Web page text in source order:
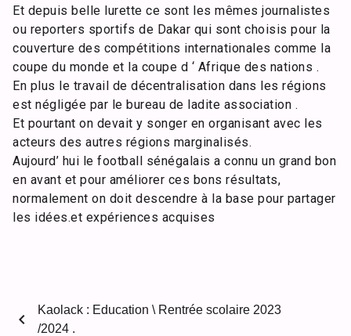
Et depuis belle lurette ce sont les mêmes journalistes
ou reporters sportifs de Dakar qui sont choisis pour la
couverture des compétitions internationales comme la
coupe du monde et la coupe d ‘ Afrique des nations .
En plus le travail de décentralisation dans les régions
est négligée par le bureau de ladite association .
Et pourtant on devait y songer en organisant avec les
acteurs des autres régions marginalisés.
Aujourd’ hui le football sénégalais a connu un grand bon
en avant et pour améliorer ces bons résultats,
normalement on doit descendre à la base pour partager
les idées.et expériences acquises
chevron_left
Kaolack : Education \ Rentrée scolaire 2023
/2024 .